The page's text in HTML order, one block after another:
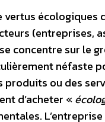
vertus écologiques
(entreprises,
concentre sur le
néfaste
ou des
d’acheter «